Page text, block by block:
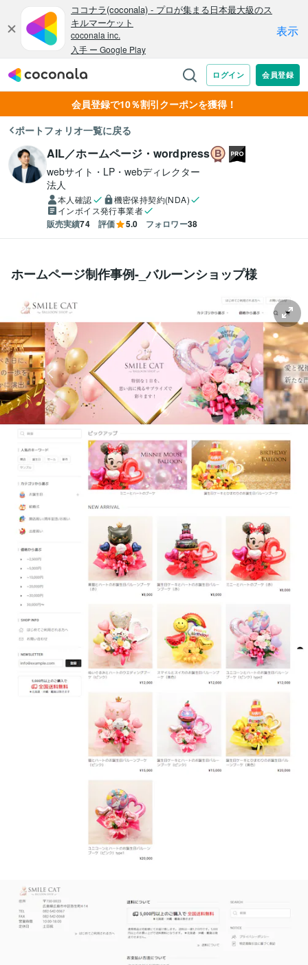
会員登録で10％割引クーポンを獲得！
ポートフォリオ一覧に戻る
AIL／ホームページ・wordpress
webサイト・LP・webディレクター
法人
本人確認
機密保持契約(NDA)
インボイス発行事業者
販売実績74 評価 5.0 フォロワー38
ホームページ制作事例-_バルーンショップ様